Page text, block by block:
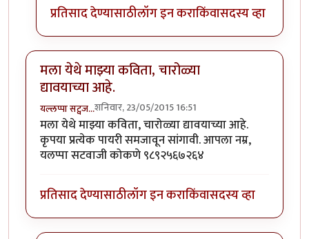
प्रतिसाद देण्यासाठीलॉग इन कराकिंवासदस्य व्हा
मला येथे माझ्या कविता, चारोळ्या
द्यावयाच्या आहे.
यल्लप्पा सट्वज…शनिवार, 23/05/2015 16:51
मला येथे माझ्या कविता, चारोळ्या द्यावयाच्या आहे.
कृपया प्रत्येक पायरी समजावून सांगावी. आपला नम्र,
यलप्पा सटवाजी कोकणे ९८९२५६७२६४
प्रतिसाद देण्यासाठीलॉग इन कराकिंवासदस्य व्हा